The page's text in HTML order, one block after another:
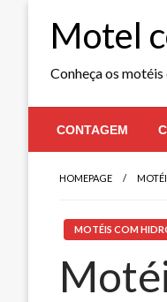
Motel
Conheça os
CONTAGEM
HOMEPAGE
MOTÉIS COM